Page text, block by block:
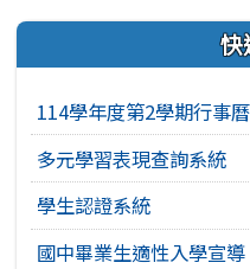
右邊區域內容 快
114學年度第2學期行事曆
多元學習表現查詢系統
學生認證系統
國中畢業生適性入學宣導